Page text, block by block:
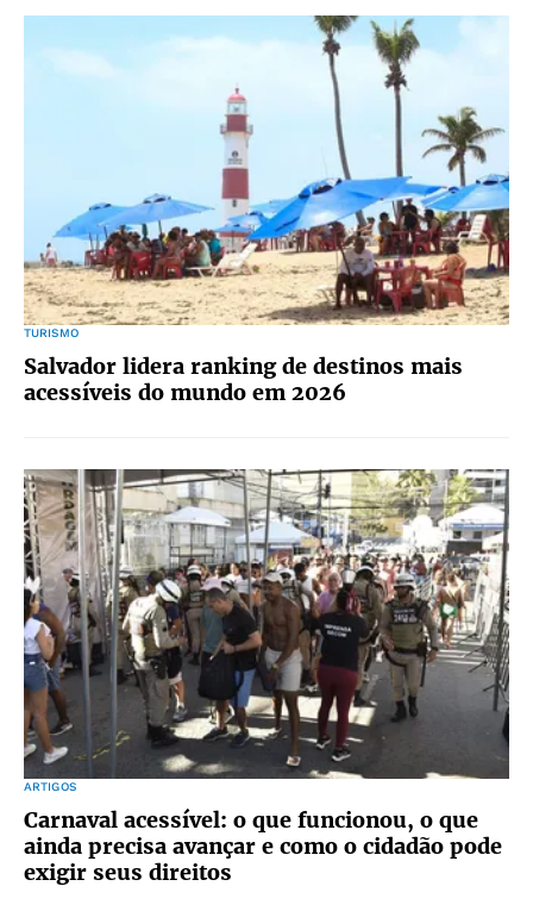
TURISMO
Salvador lidera ranking de destinos mais
acessíveis do mundo em 2026
ARTIGOS
Carnaval acessível: o que funcionou, o que
ainda precisa avançar e como o cidadão pode
exigir seus direitos